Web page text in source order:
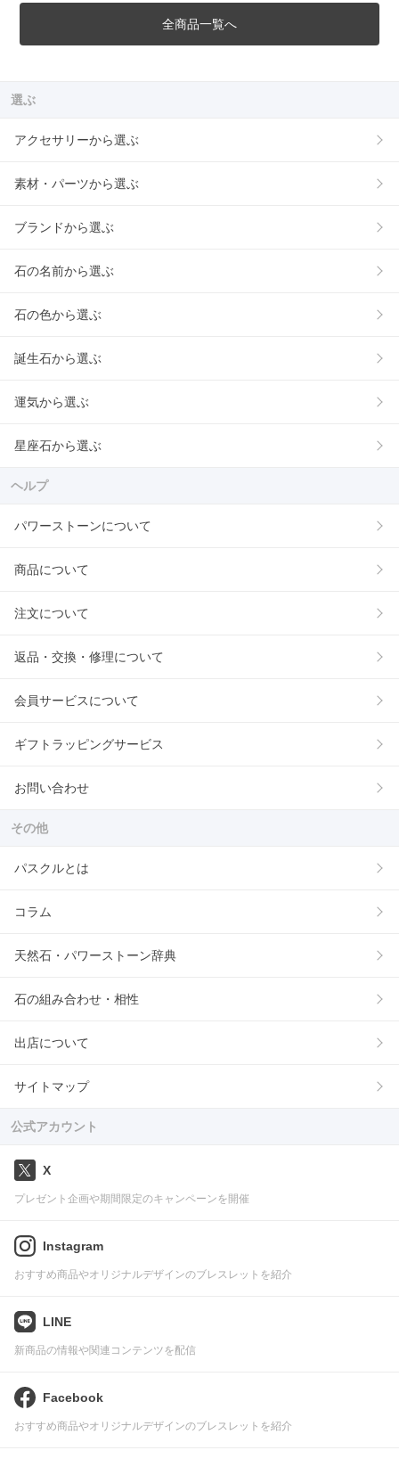
全商品一覧へ
選ぶ
アクセサリーから選ぶ
素材・パーツから選ぶ
ブランドから選ぶ
石の名前から選ぶ
石の色から選ぶ
誕生石から選ぶ
運気から選ぶ
星座石から選ぶ
ヘルプ
パワーストーンについて
商品について
注文について
返品・交換・修理について
会員サービスについて
ギフトラッピングサービス
お問い合わせ
その他
パスクルとは
コラム
天然石・パワーストーン辞典
石の組み合わせ・相性
出店について
サイトマップ
公式アカウント
X
プレゼント企画や期間限定のキャンペーンを開催
Instagram
おすすめ商品やオリジナルデザインのブレスレットを紹介
LINE
新商品の情報や関連コンテンツを配信
Facebook
おすすめ商品やオリジナルデザインのブレスレットを紹介